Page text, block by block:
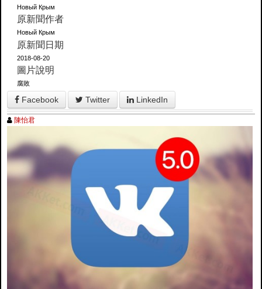
Новый Крым
原新聞作者
Новый Крым
原新聞日期
2018-08-20
圖片說明
腐敗
Facebook Twitter LinkedIn
陳怡君